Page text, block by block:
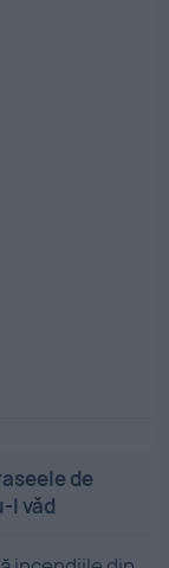
de
l văd